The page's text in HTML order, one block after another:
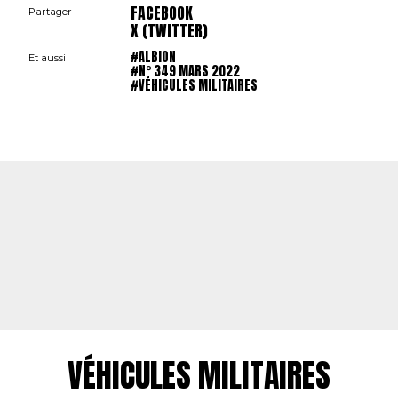
Partager FACEBOOK
X (TWITTER)
Et aussi #ALBION
#N° 349 MARS 2022
#VÉHICULES MILITAIRES
VÉHICULES MILITAIRES